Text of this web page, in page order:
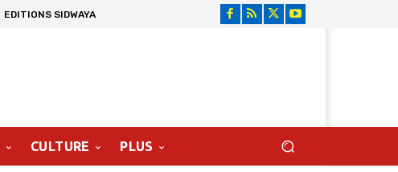
EDITIONS SIDWAYA
CULTURE PLUS